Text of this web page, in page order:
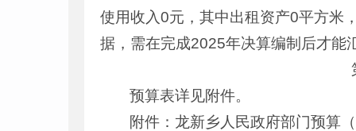
使用收入0元，其中出租资产0平方米
据，需在完成2025年决算编制后才能
预算表详见附件。
附件：龙新乡人民政府部门预算